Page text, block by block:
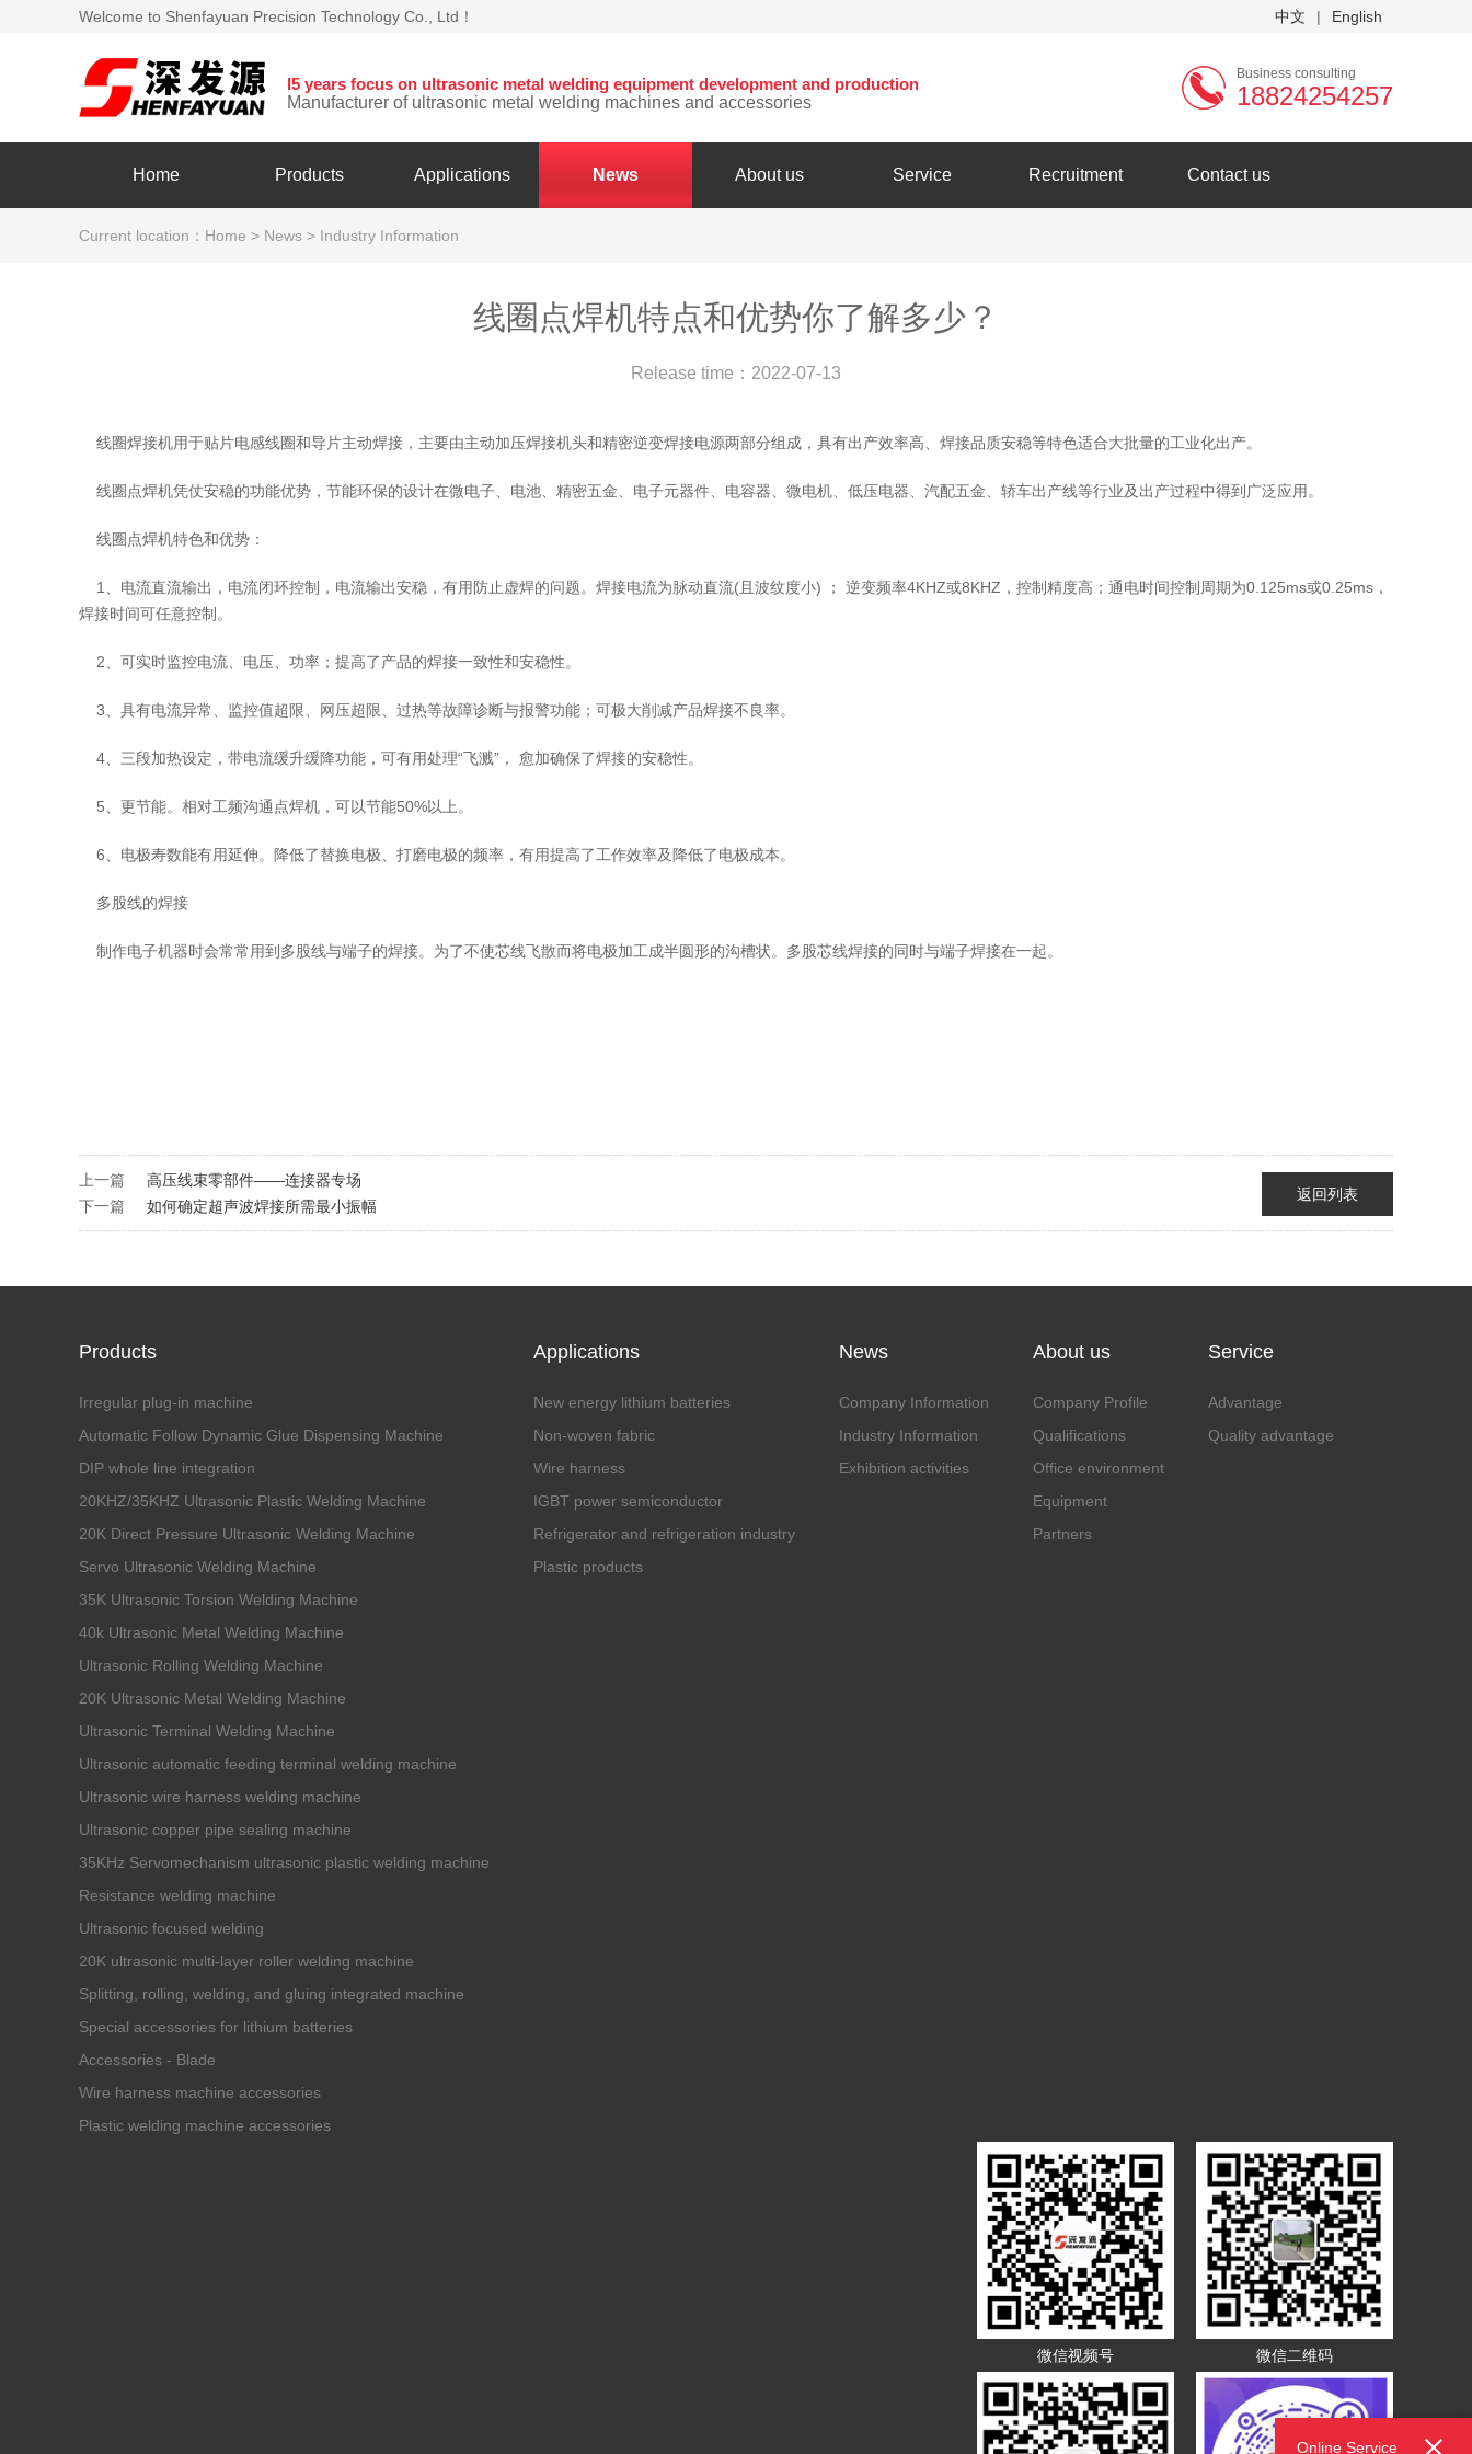
Welcome to Shenfayuan Precision Technology Co., Ltd！ 中文 | English
l5 years focus on ultrasonic metal welding equipment development and production
Manufacturer of ultrasonic metal welding machines and accessories
Business consulting
18824254257
Home Products Applications News About us Service Recruitment Contact us
Current location： Home > News > Industry Information
线圈点焊机特点和优势你了解多少？
Release time：2022-07-13
线圈焊接机用于贴片电感线圈和导片主动焊接，主要由主动加压焊接机头和精密逆变焊接电源两部分组成，具有出产效率高、焊接品质安稳等特色适合大批量的工业化出产。
线圈点焊机凭仗安稳的功能优势，节能环保的设计在微电子、电池、精密五金、电子元器件、电容器、微电机、低压电器、汽配五金、轿车出产线等行业及出产过程中得到广泛应用。
线圈点焊机特色和优势：
1、电流直流输出，电流闭环控制，电流输出安稳，有用防止虚焊的问题。焊接电流为脉动直流(且波纹度小) ； 逆变频率4KHZ或8KHZ，控制精度高；通电时间控制周期为0.125ms或0.25ms，
焊接时间可任意控制。
2、可实时监控电流、电压、功率；提高了产品的焊接一致性和安稳性。
3、具有电流异常、监控值超限、网压超限、过热等故障诊断与报警功能；可极大削减产品焊接不良率。
4、三段加热设定，带电流缓升缓降功能，可有用处理“飞溅”， 愈加确保了焊接的安稳性。
5、更节能。相对工频沟通点焊机，可以节能50%以上。
6、电极寿数能有用延伸。降低了替换电极、打磨电极的频率，有用提高了工作效率及降低了电极成本。
多股线的焊接
制作电子机器时会常常用到多股线与端子的焊接。为了不使芯线飞散而将电极加工成半圆形的沟槽状。多股芯线焊接的同时与端子焊接在一起。
上一篇
高压线束零部件——连接器专场
下一篇
如何确定超声波焊接所需最小振幅
返回列表
Products
Irregular plug-in machine
Automatic Follow Dynamic Glue Dispensing Machine
DIP whole line integration
20KHZ/35KHZ Ultrasonic Plastic Welding Machine
20K Direct Pressure Ultrasonic Welding Machine
Servo Ultrasonic Welding Machine
35K Ultrasonic Torsion Welding Machine
40k Ultrasonic Metal Welding Machine
Ultrasonic Rolling Welding Machine
20K Ultrasonic Metal Welding Machine
Ultrasonic Terminal Welding Machine
Ultrasonic automatic feeding terminal welding machine
Ultrasonic wire harness welding machine
Ultrasonic copper pipe sealing machine
35KHz Servomechanism ultrasonic plastic welding machine
Resistance welding machine
Ultrasonic focused welding
20K ultrasonic multi-layer roller welding machine
Splitting, rolling, welding, and gluing integrated machine
Special accessories for lithium batteries
Accessories - Blade
Wire harness machine accessories
Plastic welding machine accessories
Applications
New energy lithium batteries
Non-woven fabric
Wire harness
IGBT power semiconductor
Refrigerator and refrigeration industry
Plastic products
News
Company Information
Industry Information
Exhibition activities
About us
Company Profile
Qualifications
Office environment
Equipment
Partners
Service
Advantage
Quality advantage
微信视频号 微信二维码
Online Service